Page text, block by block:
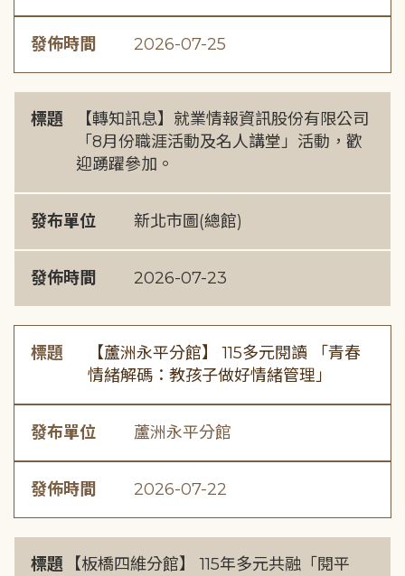
發佈時間 2026-07-25
標題
【轉知訊息】就業情報資訊股份有限公司
「8月份職涯活動及名人講堂」活動，歡
迎踴躍參加。
發布單位 新北市圖(總館)
發佈時間 2026-07-23
標題
【蘆洲永平分館】 115多元閱讀 「青春
情緒解碼：教孩子做好情緒管理」
發布單位 蘆洲永平分館
發佈時間 2026-07-22
標題 【板橋四維分館】 115年多元共融「閱平